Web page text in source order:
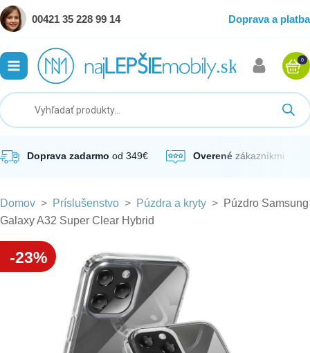
00421 35 228 99 14 Doprava a platba
0
Doprava zadarmo od 349€ Overené zákazníkmi
Domov > Príslušenstvo > Púzdra a kryty > Púzdro Samsung
Galaxy A32 Super Clear Hybrid
-23%